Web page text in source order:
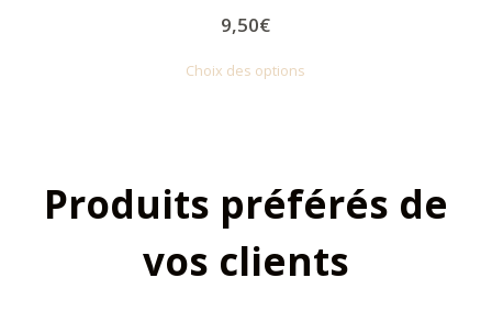
9,50€
Choix des options
Produits préférés de
vos clients